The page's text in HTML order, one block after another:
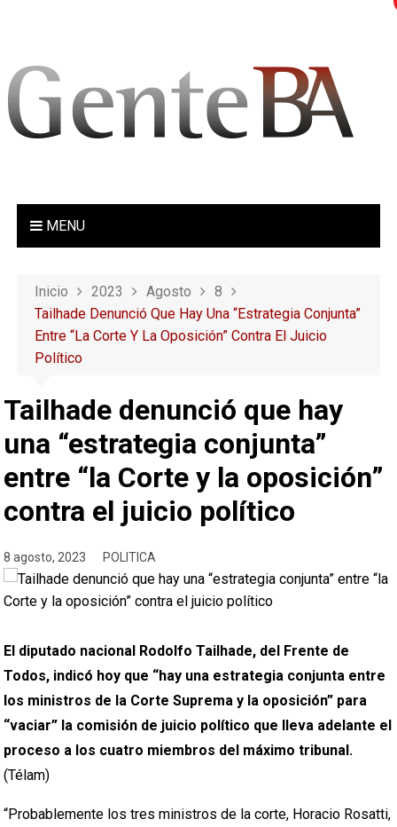
MENU
Inicio 2023 Agosto
8
Tailhade Denunció Que Hay Una “estrategia Conjunta”
Entre “la Corte Y La Oposición” Contra El Juicio
Político
Tailhade denunció que hay
una “estrategia conjunta”
entre “la Corte y la oposición”
contra el juicio político
8 agosto, 2023 POLITICA
El diputado nacional Rodolfo Tailhade, del Frente de
Todos, indicó hoy que “hay una estrategia conjunta entre
los ministros de la Corte Suprema y la oposición” para
“vaciar” la comisión de juicio político que lleva adelante el
proceso a los cuatro miembros del máximo tribunal.
(Télam)
“Probablemente los tres ministros de la corte, Horacio Rosatti,